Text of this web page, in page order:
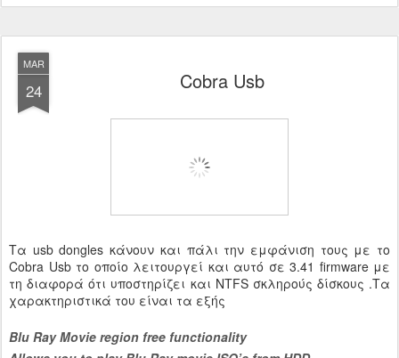
MAR
24 Cobra Usb
Τα usb dongles κάνουν και πάλι την εμφάνιση τους με το
Cobra Usb το οποίο λειτουργεί και αυτό σε 3.41 firmware με
τη διαφορά ότι υποστηρίζει και NTFS σκληρούς δίσκους .Τα
χαρακτηριστικά του είναι τα εξής
Blu Ray Movie region free functionality